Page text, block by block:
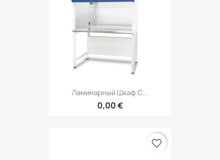
Ламинарный Шкаф С...
0,00 €
favorite_border